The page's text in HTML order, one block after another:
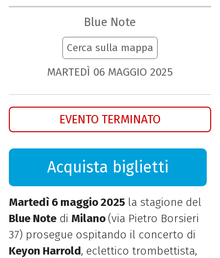
Blue Note
Cerca sulla mappa
MARTEDÌ 06 MAGGIO 2025
EVENTO TERMINATO
Acquista biglietti
Martedì 6 maggio 2025 la stagione del
Blue Notedi Milano(via Pietro Borsieri
37) prosegue ospitando il concerto di
Keyon Harrold, eclettico trombettista,